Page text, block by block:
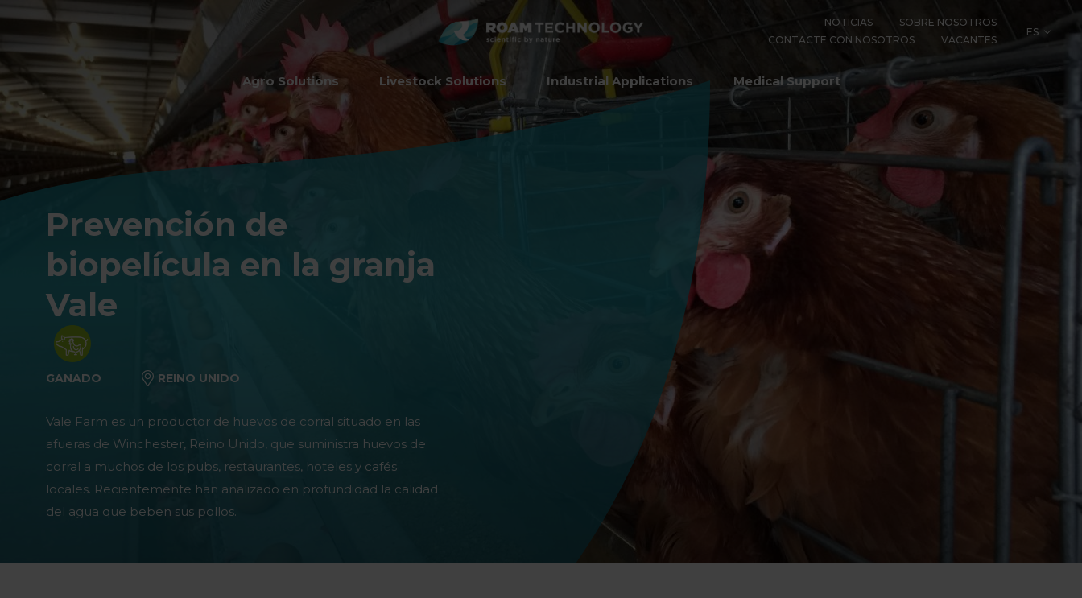
ROAM
TECHNOLOGY
NOTICIAS
SOBRE NOSOTROS
CONTACTE CON NOSOTROS
VACANTES
ES
Agro Solutions Livestock Solutions Industrial Applications Medical Support
Prevención de
biopelícula en la granja
Vale
GANADO REINO UNIDO
Vale Farm es un productor de huevos de corral situado en las
afueras de Winchester, Reino Unido, que suministra huevos de
corral a muchos de los pubs, restaurantes, hoteles y cafés
locales. Recientemente han analizado en profundidad la calidad
del agua que beben sus pollos.